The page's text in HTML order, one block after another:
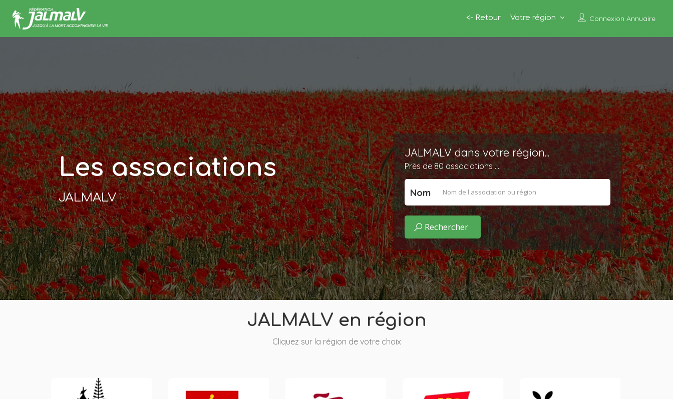
Connexion Annuaire
<- Retour Votre région
Les associations
JALMALV
JALMALV dans votre région...
Près de 80 associations ...
Nom
JALMALV en région
Cliquez sur la région de votre choix